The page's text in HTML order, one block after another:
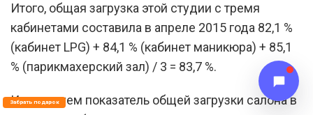
Итого, общая загрузка этой студии с тремя
кабинетами составила в апреле 2015 года 82,1 %
(кабинет LPG) + 84,1 % (кабинет маникюра) + 85,1
% (парикмахерский зал) / 3 = 83,7 %.
Используем показатель общей загрузки салона в
Забрать подарок